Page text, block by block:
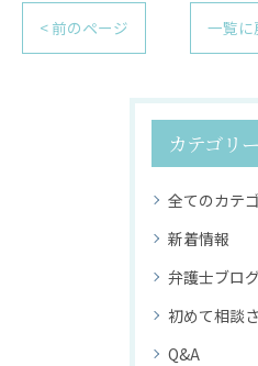
< 前のページ 一覧に
カテゴリー
全てのカテ
新着情報
弁護士ブロ
初めて相談
Q&A